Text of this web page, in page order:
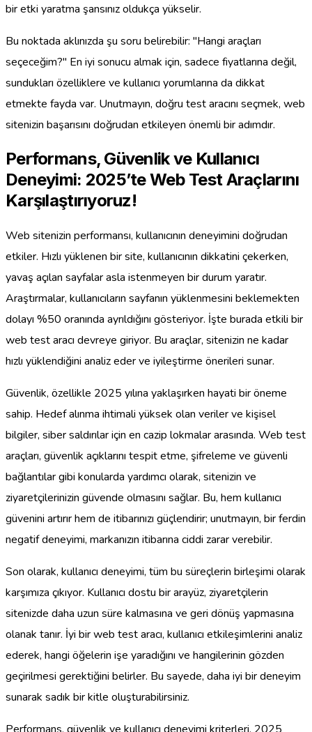
bir etki yaratma şansınız oldukça yükselir.
Bu noktada aklınızda şu soru belirebilir: "Hangi araçları
seçeceğim?" En iyi sonucu almak için, sadece fiyatlarına değil,
sundukları özelliklere ve kullanıcı yorumlarına da dikkat
etmekte fayda var. Unutmayın, doğru test aracını seçmek, web
sitenizin başarısını doğrudan etkileyen önemli bir adımdır.
Performans, Güvenlik ve Kullanıcı
Deneyimi: 2025’te Web Test Araçlarını
Karşılaştırıyoruz!
Web sitenizin performansı, kullanıcının deneyimini doğrudan
etkiler. Hızlı yüklenen bir site, kullanıcının dikkatini çekerken,
yavaş açılan sayfalar asla istenmeyen bir durum yaratır.
Araştırmalar, kullanıcıların sayfanın yüklenmesini beklemekten
dolayı %50 oranında ayrıldığını gösteriyor. İşte burada etkili bir
web test aracı devreye giriyor. Bu araçlar, sitenizin ne kadar
hızlı yüklendiğini analiz eder ve iyileştirme önerileri sunar.
Güvenlik, özellikle 2025 yılına yaklaşırken hayati bir öneme
sahip. Hedef alınma ihtimali yüksek olan veriler ve kişisel
bilgiler, siber saldırılar için en cazip lokmalar arasında. Web test
araçları, güvenlik açıklarını tespit etme, şifreleme ve güvenli
bağlantılar gibi konularda yardımcı olarak, sitenizin ve
ziyaretçilerinizin güvende olmasını sağlar. Bu, hem kullanıcı
güvenini artırır hem de itibarınızı güçlendirir; unutmayın, bir ferdin
negatif deneyimi, markanızın itibarına ciddi zarar verebilir.
Son olarak, kullanıcı deneyimi, tüm bu süreçlerin birleşimi olarak
karşımıza çıkıyor. Kullanıcı dostu bir arayüz, ziyaretçilerin
sitenizde daha uzun süre kalmasına ve geri dönüş yapmasına
olanak tanır. İyi bir web test aracı, kullanıcı etkileşimlerini analiz
ederek, hangi öğelerin işe yaradığını ve hangilerinin gözden
geçirilmesi gerektiğini belirler. Bu sayede, daha iyi bir deneyim
sunarak sadık bir kitle oluşturabilirsiniz.